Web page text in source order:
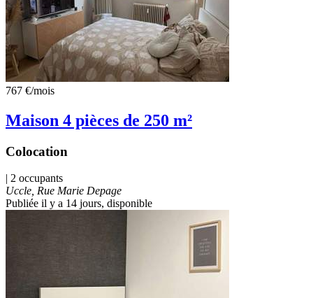
767 €/mois
Maison 4 pièces de 250 m²
Colocation
| 2 occupants
Uccle, Rue Marie Depage
Publiée il y a 14 jours, disponible